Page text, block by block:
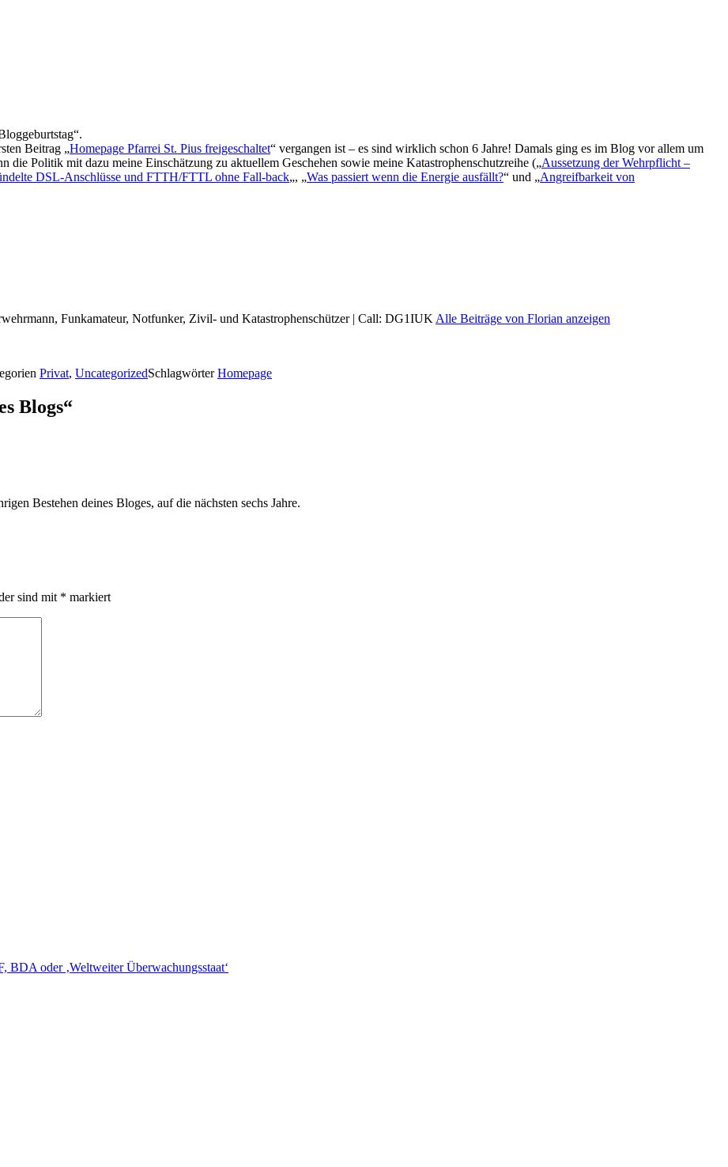
Beitrag „Homepage Pfarrei St. Pius freigeschaltet“ vergangen ist – es sind wirklich schon 6 Jahre! Damals ging es im Blog vor allem um
die Politik mit dazu meine Einschätzung zu aktuellem Geschehen sowie meine Katastrophenschutzreihe („Aussetzung der Wehrpflicht –
DSL-Anschlüsse und FTTH/FTTL ohne Fall-back„, „Was passiert wenn die Energie ausfällt?“ und „Angreifbarkeit von
Funkamateur, Notfunker, Zivil- und Katastrophenschützer | Call: DG1IUK Alle Beiträge von Florian anzeigen
Privat, UncategorizedSchlagwörterHomepage
Blogs“
Bestehen deines Bloges, auf die nächsten sechs Jahre.
sind mit * markiert
oder ‚Weltweiter Überwachungsstaat‘